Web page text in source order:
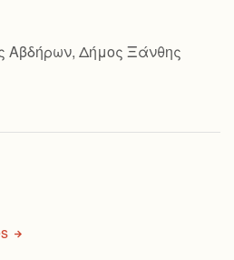
Αβδήρων, Δήμος Ξάνθης